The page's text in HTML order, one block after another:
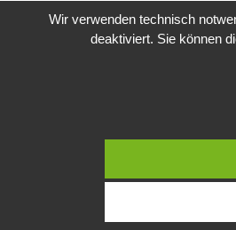
Wir verwenden technisch
deaktiviert. Sie können